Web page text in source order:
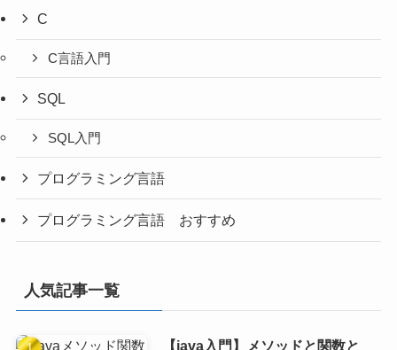
C
C言語入門
SQL
SQL入門
プログラミング言語
プログラミング言語 おすすめ
人気記事一覧
【java入門】メソッドと関数と